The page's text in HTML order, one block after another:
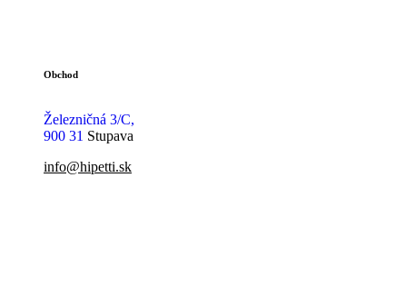
Obchod
Železničná 3/C,
900 31 Stupava
info@hipetti.sk